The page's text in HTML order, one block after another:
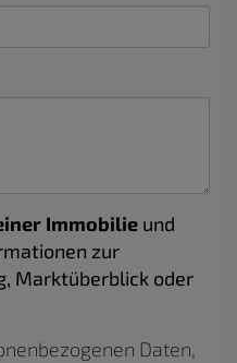
Immobilie und
zur
Marktüberblick oder
Daten,